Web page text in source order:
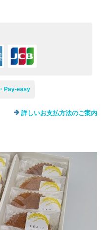
Pay-easy
詳しいお支払方法のご案内